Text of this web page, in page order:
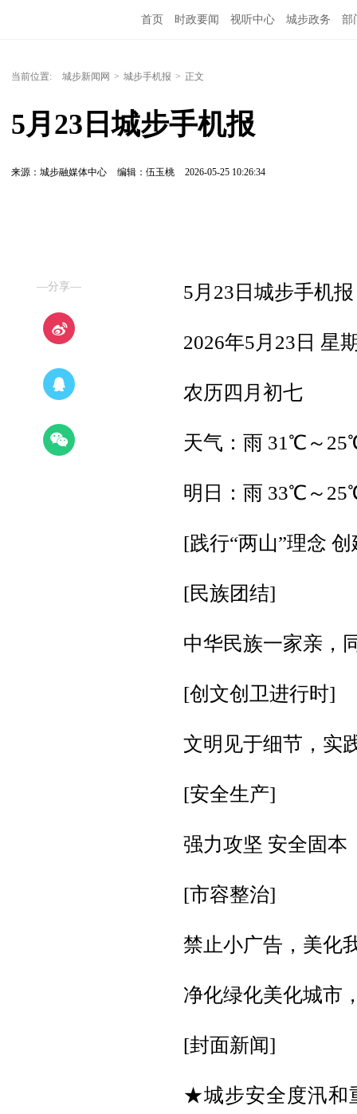
首页 时政要闻 视听中心 城步政务 部
当前位置: 城步新闻网 > 城步手机报 > 正文
5月23日城步手机报
来源：城步融媒体中心 编辑：伍玉桃 2026-05-25 10:26:34
—分享— 5月23日城步手机报
2026年5月23日 星
农历四月初七
天气：雨 31℃～
明日：雨 33℃～
[践行“两山”理念
[民族团结]
中华民族一家亲，
[创文创卫进行时]
文明见于细节，实
[安全生产]
强力攻坚 安全固本
[市容整治]
禁止小广告，美化
净化绿化美化城市
[封面新闻]
★城步安全度汛和